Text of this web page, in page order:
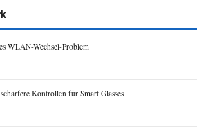
WLAN-Wechsel-Problem
Kontrollen für Smart Glasses